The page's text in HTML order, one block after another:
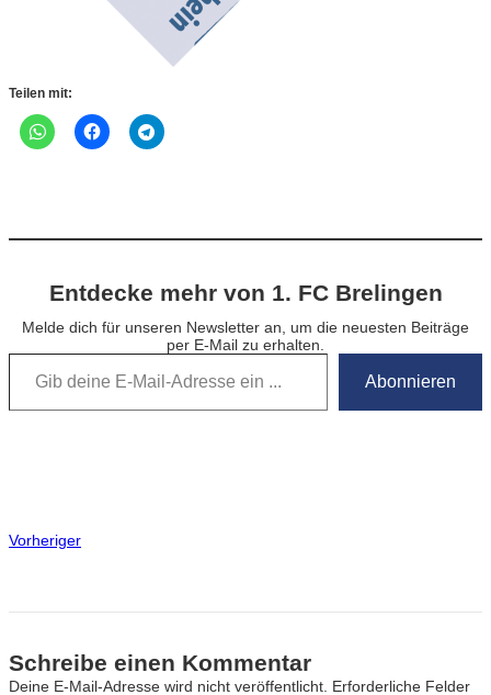
Teilen mit:
Entdecke mehr von 1. FC Brelingen
Melde dich für unseren Newsletter an, um die neuesten Beiträge
per E-Mail zu erhalten.
Gib deine E-Mail-Adresse ein …
Abonnieren
Vorheriger
Schreibe einen Kommentar
Deine E-Mail-Adresse wird nicht veröffentlicht. Erforderliche Felder